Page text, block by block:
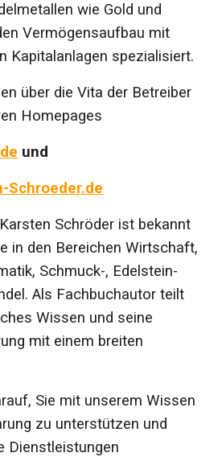
wie Gold und
Vermögensaufbau mit
Kapitalanlagen spezialisiert.
über die Vita der Betreiber
Homepages
und
Schroeder.de
Schröder ist bekannt
in den Bereichen Wirtschaft,
Schmuck-, Edelstein-
Als Fachbuchautor teilt
Wissen und seine
mit einem breiten
Sie mit unserem Wissen
zu unterstützen und
Dienstleistungen